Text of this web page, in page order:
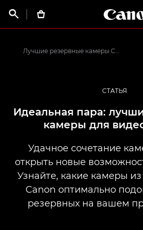
 
Профессиональная фото- и видеосъемка
Истории от профессионалов: вдохновляющие идеи для печати, а также фото- и видеосъемки
СТАТЬЯ
Идеальная пара:
камеры для
Удачное сочетание
открыть новые
Узнайте, какие камеры
Canon оптимально
резервных на вашем